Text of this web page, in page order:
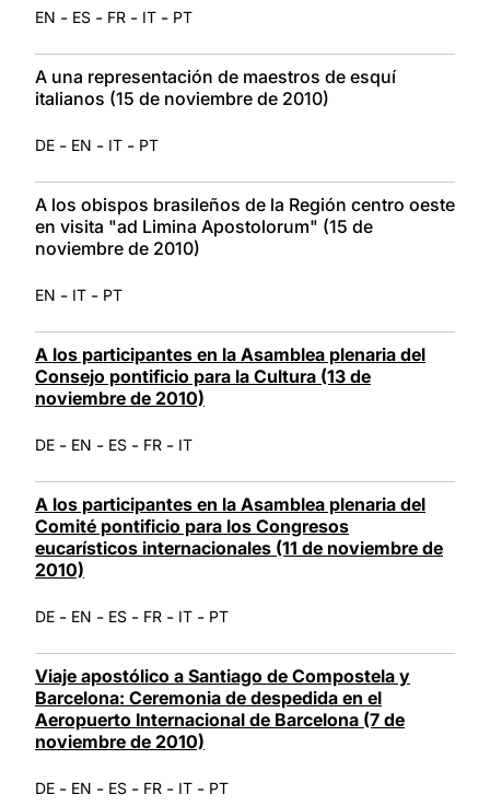
EN - ES - FR - IT - PT
A una representación de maestros de esquí
italianos (15 de noviembre de 2010)
DE - EN - IT - PT
A los obispos brasileños de la Región centro oeste
en visita "ad Limina Apostolorum" (15 de
noviembre de 2010)
EN - IT - PT
A los participantes en la Asamblea plenaria del
Consejo pontificio para la Cultura (13 de
noviembre de 2010)
DE - EN - ES - FR - IT
A los participantes en la Asamblea plenaria del
Comité pontificio para los Congresos
eucarísticos internacionales (11 de noviembre de
2010)
DE - EN - ES - FR - IT - PT
Viaje apostólico a Santiago de Compostela y
Barcelona: Ceremonia de despedida en el
Aeropuerto Internacional de Barcelona (7 de
noviembre de 2010)
DE - EN - ES - FR - IT - PT